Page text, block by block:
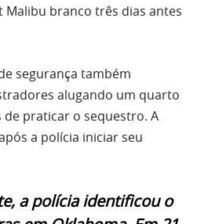
Malibu branco três dias antes
segurança também
alugando um quarto
praticar o sequestro. A
a polícia iniciar seu
a polícia identificou o